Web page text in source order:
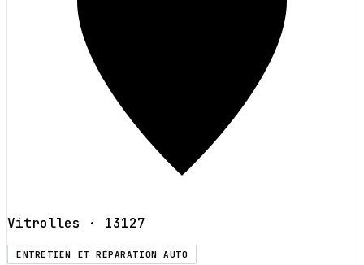
Vitrolles · 13127
ENTRETIEN ET RÉPARATION AUTO